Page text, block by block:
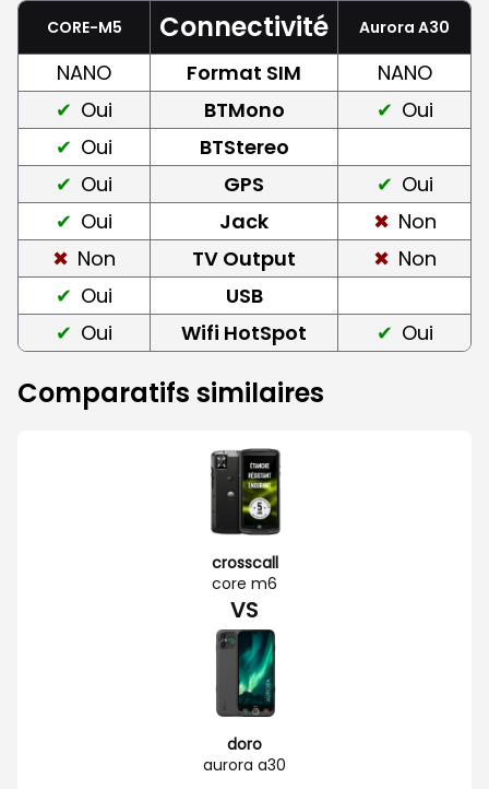
CORE-M5 Connectivité Aurora A30
NANO Format SIM
NANO
Oui
BTMono
Oui
Oui
BTStereo
Oui
GPS
Oui
Oui
Jack
Non
Non
TV Output
Non
Oui
USB
Oui
Wifi HotSpot Oui
Comparatifs similaires
crosscall
core m6
VS
doro
aurora a30